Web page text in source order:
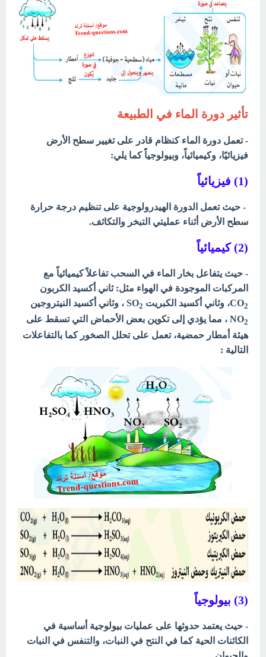
تأثير دورة الماء في الطبيعة
- تعمل دورة الماء كنظام قادر على تغيير سطح الأرض
فيزيائيًا، وكيميائياً، وبيولوجياً كما يلي:
(1) فيزيائياً
- حيث تعمل الدورة الهيدرولوجية على تنظيم درجة حرارة
سطح الأرض أثناء عمليتي التبخر والتكاثف.
(2) كيميائياً
- حيث يتفاعل بخار الماء في السحب تفاعلاً كيميائياً مع
المركبات الموجودة في الهواء مثل: ثاني أكسيد الكربون
CO2 ، وثاني أكسيد الكبريت SO 2
، وثاني أكسيد النيتروجين
NO2
، مما يؤدي إلى تكوين بعض الأحماض التي تسقط على
هيئة أمطار حمضية، تعمل على تحلل الصخور كما بالتفاعلات
التالية :
(3) بيولوجياً
- حيث يعتمد حدوثها على عمليات بيولوجية أساسية في
الكائنات الحية كما في النتح في النبات، والتنفس في النبات